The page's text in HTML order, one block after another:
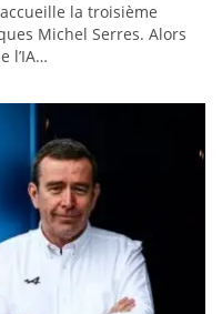
la troisième
Michel Serres. Alors
l’IA…